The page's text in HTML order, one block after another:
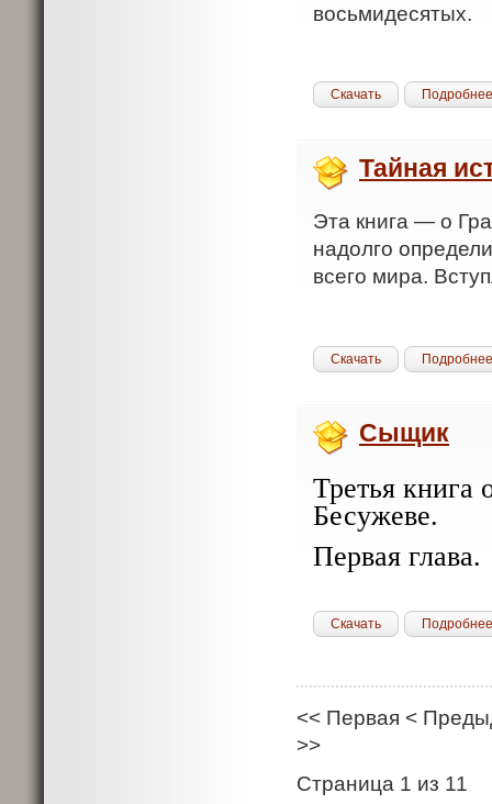
восьмидесятых.
Скачать Подробнее
Тайная
Эта книга — о
надолго
всего мира.
Скачать Подробнее
Сыщик
Третья книга
Бесужеве.
Первая глава.
Скачать Подробнее
<< Первая <
>>
Страница 1 из 11